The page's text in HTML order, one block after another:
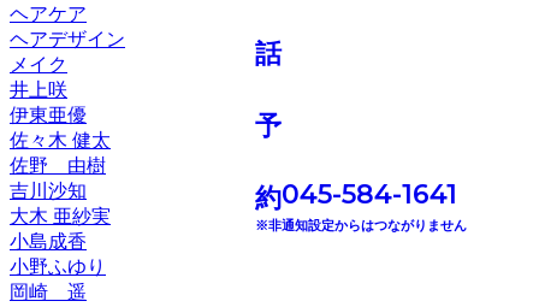
045-584-1641
※非通知設定からはつながりません
ヘアケア
ヘアデザイン
メイク
井上咲
伊東亜優
佐々木 健太
佐野 由樹
吉川沙知
大木 亜紗実
小島成香
小野ふゆり
岡崎 遥